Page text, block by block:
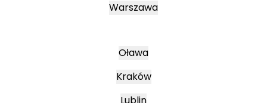
Warszawa
Oława
Kraków